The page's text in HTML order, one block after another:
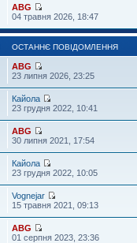
ABG
04 травня 2026, 18:47
ОСТАННЄ ПОВІДОМЛЕННЯ
ABG
23 липня 2026, 23:25
Кайола
23 грудня 2022, 10:41
ABG
30 липня 2021, 17:54
Кайола
23 грудня 2022, 10:05
Vognejar
15 травня 2021, 09:13
ABG
01 серпня 2023, 23:36